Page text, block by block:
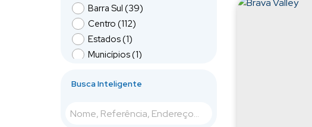
Barra Sul (39)
Centro (112)
Estados (1)
Municípios (1)
Nova Esperança (1)
Praia do Estaleiro (2)
Busca Inteligente